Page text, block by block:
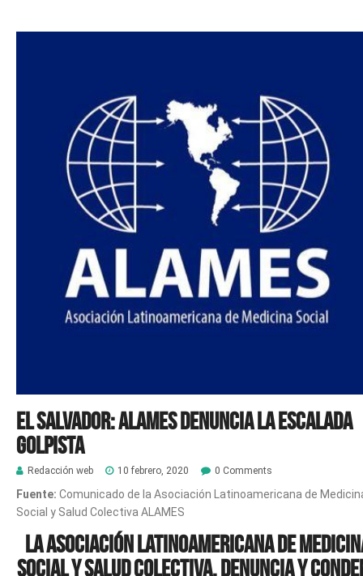
El Salvador: ALAMES denuncia la escalada
golpista
Redacción web 10 febrero, 2020 0 Comments
Fuente: Comunicado de la Asociación Latinoamericana de
Social y Salud Colectiva ALAMES
LA ASOCIACIÓN LATINOAMERICANA DE
SOCIAL Y SALUD COLECTIVA, DENUNCIA Y